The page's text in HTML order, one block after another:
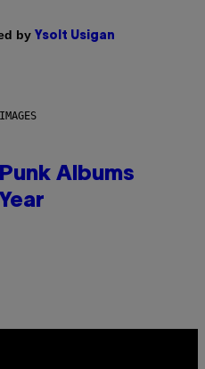
by Ysolt Usigan
Albums